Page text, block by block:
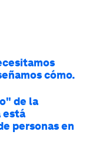
cómo.
de la
está
personas en